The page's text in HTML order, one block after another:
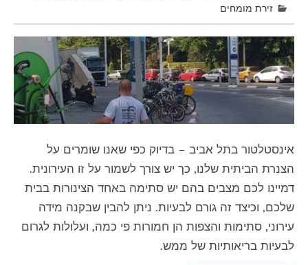
זירת מומחים
אינסטלטור בתל אביב – בדיוק כפי שאנו שומרים על
הצנרת הביתית שלנו, כך יש צורך לשמור על זו העירונית.
דמיינו לכם מצבים בהם יש סתימה באחד הצינורות בבית
שלכם, וכיצד זה גורם לבעיות. ניתן להבין שבקנה מידה
עירוני, סתימות והצפות הן חמורות פי כמה, ועלולות לגרום
לבעיות בריאותיות של ממש.